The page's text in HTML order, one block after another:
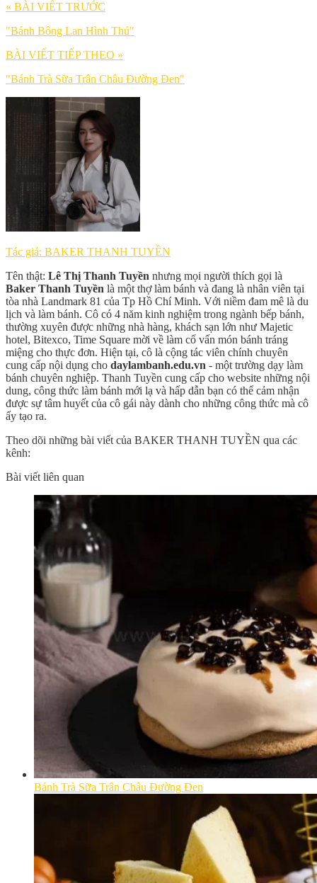
« BÀI VIẾT TRƯỚC
"Bánh Bông Lan Hình Thú"
BÀI VIẾT TIẾP THEO »
"Bánh Trà Sữa Trân Châu Đường Đen"
Tác giả: BAKER THANH TUYỀN
Tên thật: Lê Thị Thanh Tuyền nhưng mọi người thích gọi là
Baker Thanh Tuyền là một thợ làm bánh và đang là nhân viên tại
tòa nhà Landmark 81 của Tp Hồ Chí Minh. Với niềm đam mê là du
lịch và làm bánh. Cô có 4 năm kinh nghiệm trong ngành bếp bánh,
thường xuyên được những nhà hàng, khách sạn lớn như Majetic
hotel, Bitexco, Time Square mời về làm cố vấn món bánh tráng
miệng cho thực đơn. Hiện tại, cô là cộng tác viên chính chuyên
cung cấp nội dụng cho daylambanh.edu.vn - một trường dạy làm
bánh chuyên nghiệp. Thanh Tuyền cung cấp cho website những nội
dung, công thức làm bánh mới lạ và hấp dẫn bạn có thể cảm nhận
được sự tâm huyết của cô gái này dành cho những công thức mà cô
ấy tạo ra.
Theo dõi những bài viết của BAKER THANH TUYỀN qua các
kênh:
Bài viết liên quan
Bánh Trà Sữa Trân Châu Đường Đen